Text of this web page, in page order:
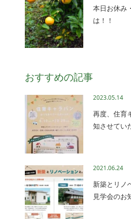
本日お休み
は！！
おすすめの記事
2023.05.14
再度、住育
知させてい
2021.06.24
新築とリノ
見学会のお